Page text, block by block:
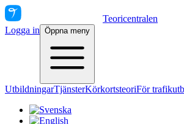
Teoricentralen
Logga in Öppna meny
UtbildningarTjänsterKörkortsteoriFör